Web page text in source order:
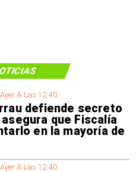
Ayer A Las 12:40
defiende secreto
asegura que Fiscalía
en la mayoría de
Ayer A Las 12:40